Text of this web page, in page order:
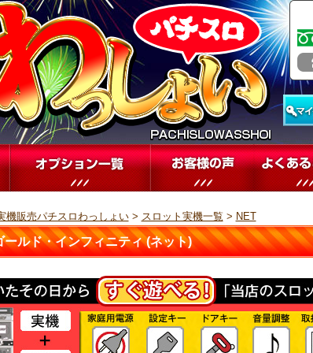
機販売パチスロわっしょい> スロット実機一覧 > NET
ールド・インフィニティ (ネット)